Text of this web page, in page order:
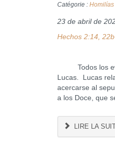
Catégorie :
23 de abril de
Hechos 2:14,
Todos los
Lucas. Lucas
acercarse al
a los Doce, que
LIRE LA